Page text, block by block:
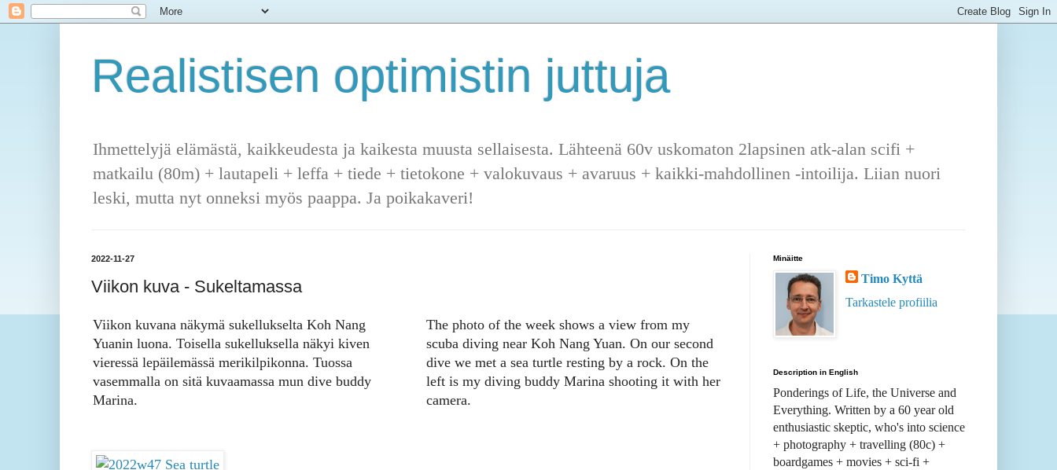
Realistisen optimistin juttuja
Ihmettelyjä elämästä, kaikkeudesta ja kaikesta muusta sellaisesta. Lähteenä 60v uskomaton 2lapsinen atk-alan scifi +
matkailu (80m) + lautapeli + leffa + tiede + tietokone + valokuvaus + avaruus + kaikki-mahdollinen -intoilija. Liian nuori
leski, mutta nyt onneksi myös paappa. Ja poikakaveri!
2022-11-27
Viikon kuva - Sukeltamassa
Viikon kuvana näkymä sukellukselta Koh Nang
Yuanin luona. Toisella sukelluksella näkyi kiven
vieressä lepäilemässä merikilpikonna. Tuossa
vasemmalla on sitä kuvaamassa mun dive buddy
Marina.
The photo of the week shows a view from my
scuba diving near Koh Nang Yuan. On our second
dive we met a sea turtle resting by a rock. On the
left is my diving buddy Marina shooting it with her
camera.
Minäitte
Timo Kyttä
Tarkastele profiilia
Description in English
Ponderings of Life, the Universe and
Everything. Written by a 60 year old
enthusiastic skeptic, who's into science
+ photography + travelling (80c) +
boardgames + movies + sci-fi +